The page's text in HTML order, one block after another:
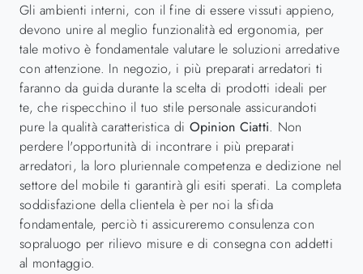
Gli ambienti interni, con il fine di essere vissuti appieno,
devono unire al meglio funzionalità ed ergonomia, per
tale motivo è fondamentale valutare le soluzioni arredative
con attenzione. In negozio, i più preparati arredatori ti
faranno da guida durante la scelta di prodotti ideali per
te, che rispecchino il tuo stile personale assicurandoti
pure la qualità caratteristica di Opinion Ciatti. Non
perdere l'opportunità di incontrare i più preparati
arredatori, la loro pluriennale competenza e dedizione nel
settore del mobile ti garantirà gli esiti sperati. La completa
soddisfazione della clientela è per noi la sfida
fondamentale, perciò ti assicureremo consulenza con
sopraluogo per rilievo misure e di consegna con addetti
al montaggio.